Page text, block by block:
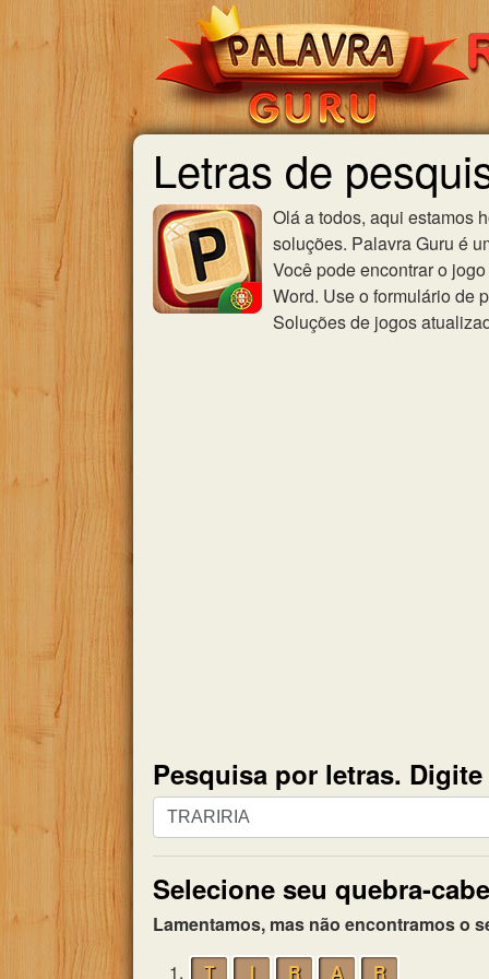
Letras de
Olá a todos, aqui estamos
soluções. Palavra Guru é
Você pode encontrar o
Word. Use o formulário de
Soluções de jogos
Pesquisa por letras.
Pesquisa
por
letras.
Digite
todas
as
letras
Selecione seu quebra-
Lamentamos, mas não encontramos o
1.
T I R A
R